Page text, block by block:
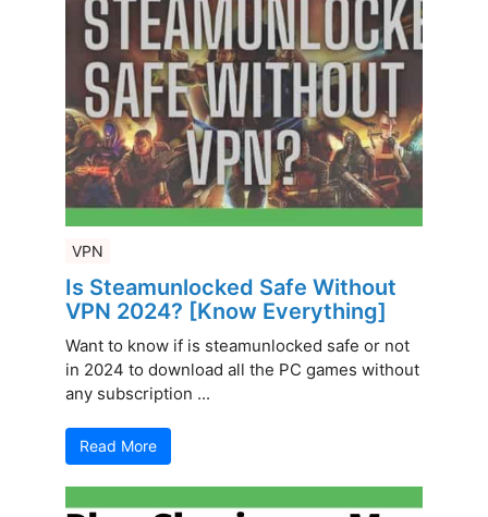
VPN
Is Steamunlocked Safe Without
VPN 2024? [Know Everything]
Want to know if is steamunlocked safe or not
in 2024 to download all the PC games without
any subscription ...
Read More